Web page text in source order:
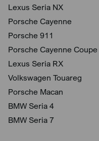
Lexus Seria NX
Porsche Cayenne
Porsche 911
Porsche Cayenne Coupe
Lexus Seria RX
Volkswagen Touareg
Porsche Macan
BMW Seria 4
BMW Seria 7